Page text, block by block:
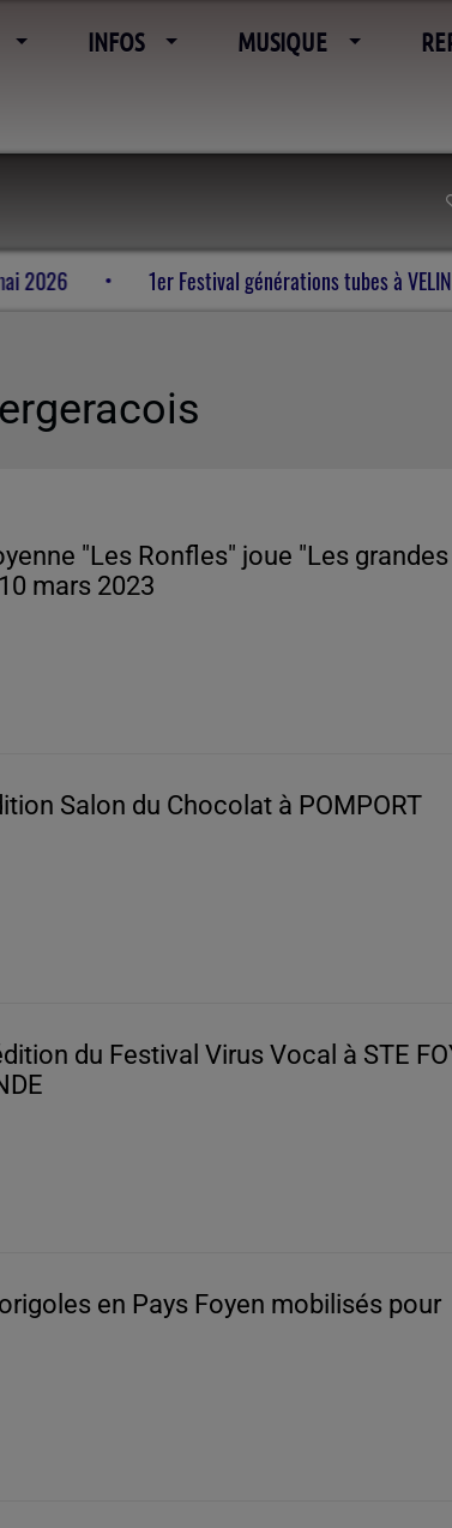
INFOS MUSIQUE
23-24-25 mai 2026 1er Festival
"Les Ronfles" joue "Les grandes
mars 2023
Salon du Chocolat à POMPORT
du Festival Virus Vocal à STE
en Pays Foyen mobilisés pour